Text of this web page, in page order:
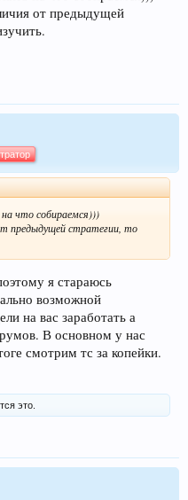
от предыдущей
что собираемся)))
предыдущей стратегии, то
я стараюсь
возможной
на вас заработать а
В основном у нас
смотрим тс за копейки.
это.